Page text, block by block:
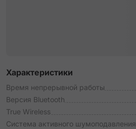
Характеристики
Время непрерывной работы
Версия Bluetooth
True Wireless
Система активного шумоподавления